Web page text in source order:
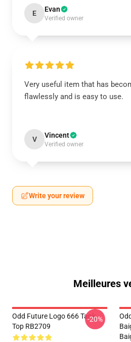
E Evan
Verified owner
Very useful item that has
flawlessly and is easy to use.
V Vincent
Verified owner
Write your review
Meilleures
Odd Future Logo 666 Tank
Top RB2709
-20%